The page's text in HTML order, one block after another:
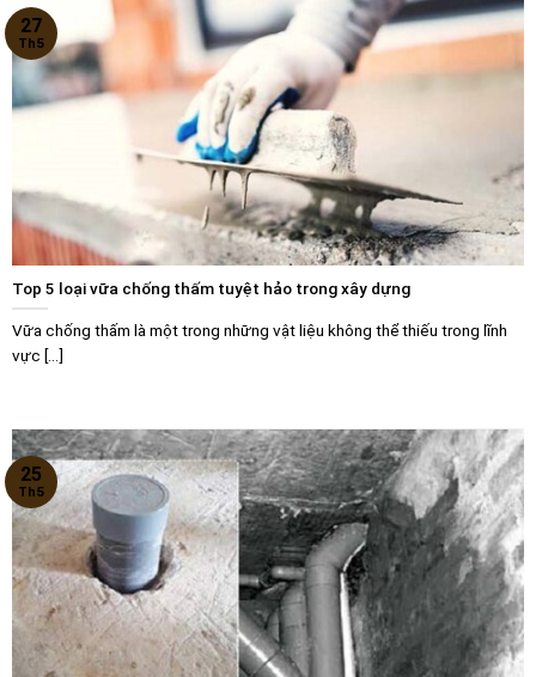
Top 5 loại vữa chống thấm tuyệt hảo trong xây dựng
Vữa chống thấm là một trong những vật liệu không thể thiếu trong lĩnh
vực [...]
27
Th5
25
Th5